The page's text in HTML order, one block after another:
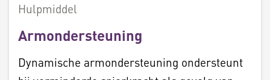
Hulpmiddel
Armondersteuning
Dynamische armondersteuning ondersteunt